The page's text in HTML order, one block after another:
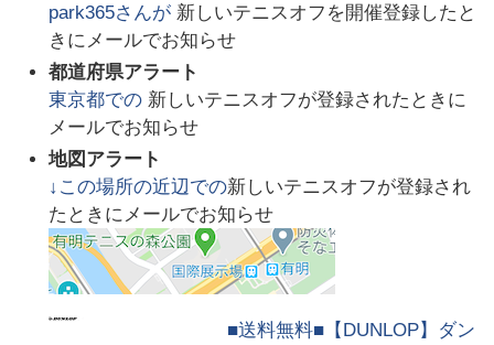
park365さんが 新しいテニスオフを開催登録したと
きにメールでお知らせ
都道府県アラート
東京都での 新しいテニスオフが登録されたときに
メールでお知らせ
地図アラート
↓この場所の近辺での新しいテニスオフが登録され
たときにメールでお知らせ
■送料無料■【DUNLOP】ダン